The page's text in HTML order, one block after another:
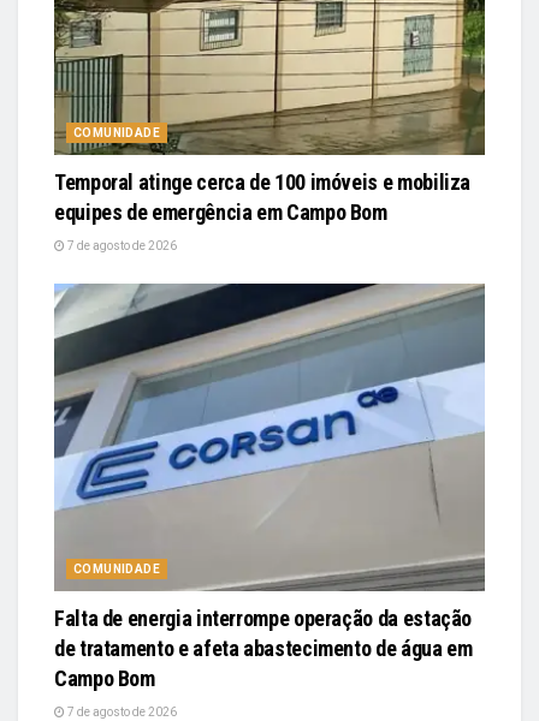
COMUNIDADE
Temporal atinge cerca de 100 imóveis e mobiliza
equipes de emergência em Campo Bom
7 de agosto de 2026
COMUNIDADE
Falta de energia interrompe operação da estação
de tratamento e afeta abastecimento de água em
Campo Bom
7 de agosto de 2026